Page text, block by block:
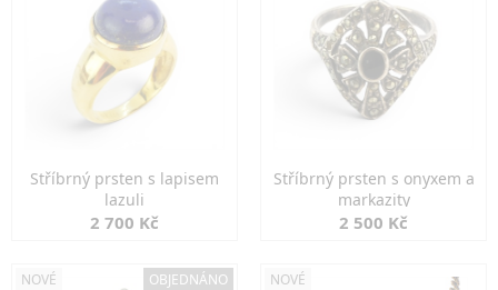
Stříbrný prsten s lapisem
lazuli
2 700 Kč
Stříbrný prsten s onyxem a
markazity
2 500 Kč
NOVÉ OBJEDNÁNO NOVÉ